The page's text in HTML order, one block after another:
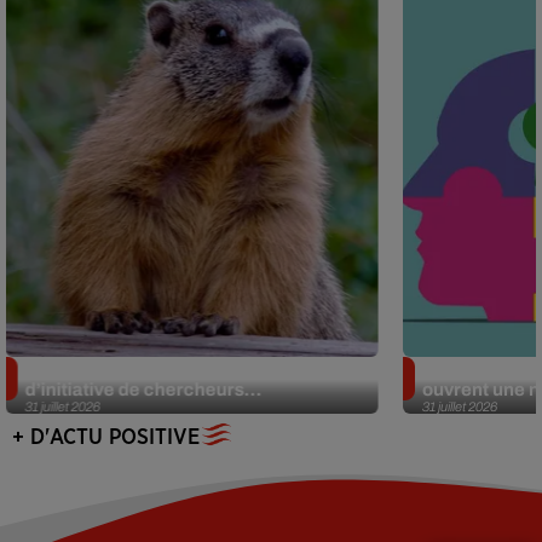
31 juillet 2026
d’initiative de chercheurs...
31 juillet 2026
ouvrent une
+ D'ACTU POSITIVE